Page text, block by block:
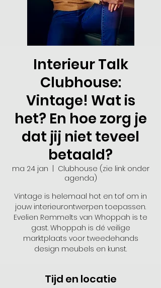
Interieur Talk
Clubhouse:
Vintage! Wat is
het? En hoe zorg je
dat jij niet teveel
betaald?
ma 24 jan
Clubhouse (zie link onder
agenda)
Vintage is helemaal hot en tof om in
jouw interieurontwerpen toepassen.
Evelien Remmelts van Whoppah is te
gast. Whoppah is dé veilige
marktplaats voor tweedehands
design meubels en kunst.
Tijd en locatie